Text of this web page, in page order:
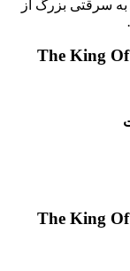
سرقتی بزرگ از